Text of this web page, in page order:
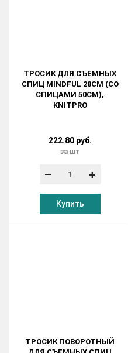
ТРОСИК ДЛЯ СЪЕМНЫХ
СПИЦ MINDFUL 28СМ (СО
СПИЦАМИ 50СМ),
KNITPRO
222.80 руб.
за шт
– +
Купить
ТРОСИК ПОВОРОТНЫЙ